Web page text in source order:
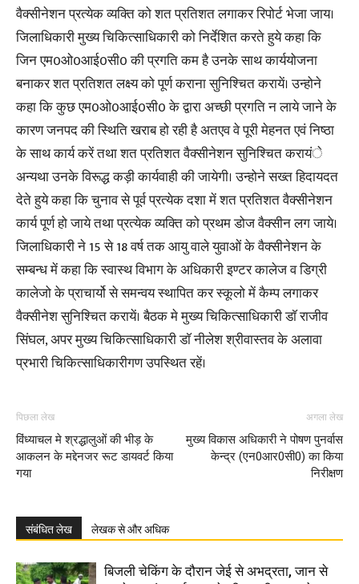
वैक्सीनेशन प्रत्येक व्यक्ति को शत प्रतिशत लगाकर रिपोर्ट भेजा जाय।
जिलाधिकारी मुख्य चिकित्साधिकारी को निर्देशित करते हुये कहा कि
जिन एम0ओ0आई0सी0 की प्रगति कम है उनके साथ कार्ययोजना
बनाकर शत प्रतिशत लक्ष्य को पूर्ण कराना सुनिश्चित करायें। उन्होने
कहा कि कुछ एम0ओ0आई0सी0 के द्वारा अच्छी प्रगति न लाये जाने के
कारण जनपद की स्थिति खराब हो रही है अतएव वे पूरी मेहनत एवं निष्ठा
के साथ कार्य करें तथा शत प्रतिशत वैक्सीनेशन सुनिश्चित करायंे
अन्यथा उनके विरूद्ध कड़ी कार्यवाही की जायेगी। उन्होने सख्त हिदायदत
देते हुये कहा कि चुनाव से पूर्व प्रत्येक दशा में शत प्रतिशत वैक्सीनेशन
कार्य पूर्ण हो जाये तथा प्रत्येक व्यक्ति को प्रथम डोज वैक्सीन लग जाये।
जिलाधिकारी ने 15 से 18 वर्ष तक आयु वाले युवाओं के वैक्सीनेशन के
सम्बन्ध में कहा कि स्वास्थ विभाग के अधिकारी इण्टर कालेज व डिग्री
कालेजो के प्राचार्यो से समन्वय स्थापित कर स्कूलो में कैम्प लगाकर
वैक्सीनेश सुनिश्चित करायें। बैठक मे मुख्य चिकित्साधिकारी डाॅ राजीव
सिंघल, अपर मुख्य चिकित्साधिकारी डाॅ नीलेश श्रीवास्तव के अलावा
प्रभारी चिकित्साधिकारीगण उपस्थित रहें।
पिछला लेख
विंध्याचल मे श्रद्धालुओं की भीड़ के
आकलन के मद्देनजर रूट डायवर्ट किया
गया
अगला लेख
मुख्य विकास अधिकारी ने पोषण पुनर्वास
केन्द्र (एन0आर0सी0) का किया
निरीक्षण
संबंधित लेख लेखक से और अधिक
बिजली चेकिंग के दौरान जेई से अभद्रता, जान से